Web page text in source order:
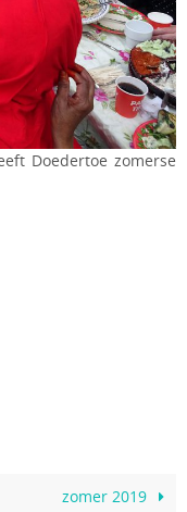
Doedertoe zomerse
zomer 2019